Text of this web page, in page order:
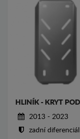
HLINÍK - KRYT
2013 - 2023
zadní diferenciál